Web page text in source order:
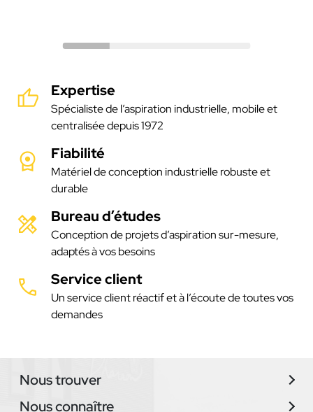
Expertise
Spécialiste de l’aspiration industrielle, mobile et
centralisée depuis 1972
Fiabilité
Matériel de conception industrielle robuste et
durable
Bureau d’études
Conception de projets d’aspiration sur-mesure,
adaptés à vos besoins
Service client
Un service client réactif et à l’écoute de toutes vos
demandes
Nous trouver
Nous connaître